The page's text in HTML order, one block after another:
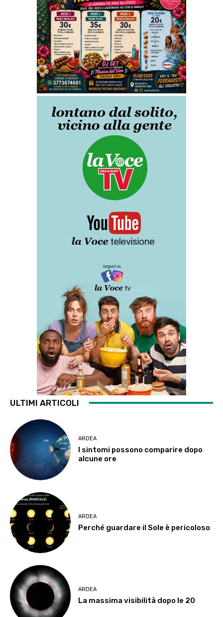
ULTIMI ARTICOLI
ARDEA
I sintomi possono comparire dopo
alcune ore
ARDEA
Perché guardare il Sole è pericoloso
ARDEA
La massima visibilità dopo le 20